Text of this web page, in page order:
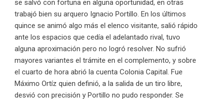
se salvó con fortuna en alguna oportunidad, en otras
trabajó bien su arquero Ignacio Portillo. En los últimos
quince se animó algo más el elenco visitante, salió rápido
ante los espacios que cedía el adelantado rival, tuvo
alguna aproximación pero no logró resolver. No sufrió
mayores variantes el trámite en el complemento, y sobre
el cuarto de hora abrió la cuenta Colonia Capital. Fue
Máximo Ortíz quien definió, a la salida de un tiro libre,
desvió con precisión y Portillo no pudo responder. Se